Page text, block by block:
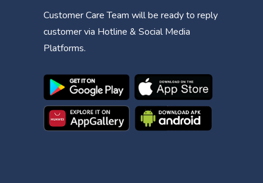
Customer Care Team will be ready to reply
customer via Hotline & Social Media
Platforms.